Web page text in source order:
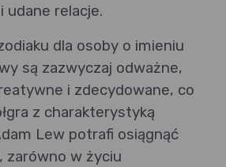
udane relacje.
dla osoby o imieniu
są zazwyczaj odważne,
i zdecydowane, co
z charakterystyką
Lew potrafi osiągnąć
zarówno w życiu